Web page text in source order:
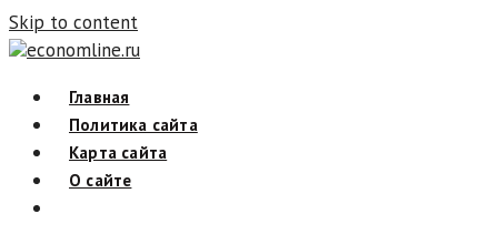
Skip to content
economline.ru
Главная
Политика сайта
Карта сайта
О сайте